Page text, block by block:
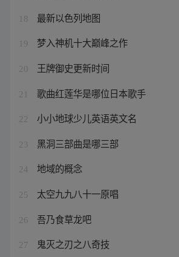
18 最新以色列地图
19 梦入神机十大巅峰之作
20 王牌御史更新时间
21 歌曲红莲华是哪位日本歌手
22 小小地球少儿英语英文名
23 黑洞三部曲是哪三部
24 地域的概念
25 太空九九八十一原唱
26 吾乃食草龙吧
27 鬼灭之刃之八奇技